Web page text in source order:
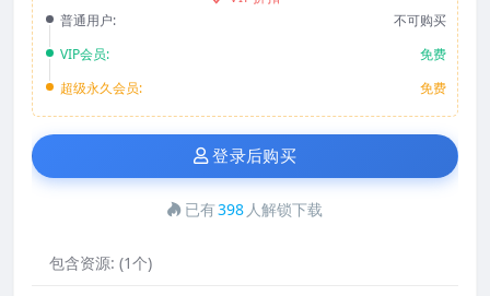
普通用户:
不可购买
VIP会员:
免费
超级永久会员:
免费
登录后购买
已有398 人解锁下载
包含资源: (1个)